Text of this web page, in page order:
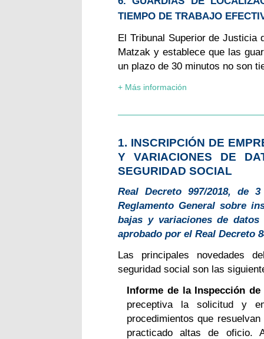
TIEMPO DE TRABAJO
El Tribunal Superior de Justicia
Matzak y establece que las
un plazo de 30 minutos no son
+ Más información
1. INSCRIPCIÓN DE
Y VARIACIONES DE
SEGURIDAD SOCIAL
Real Decreto 997/2018,
Reglamento General sobre
bajas y variaciones de
aprobado por el Real Decreto
Las principales novedades
seguridad social son las
Informe de la Inspección
preceptiva la solicitud y
procedimientos que
practicado altas de oficio.